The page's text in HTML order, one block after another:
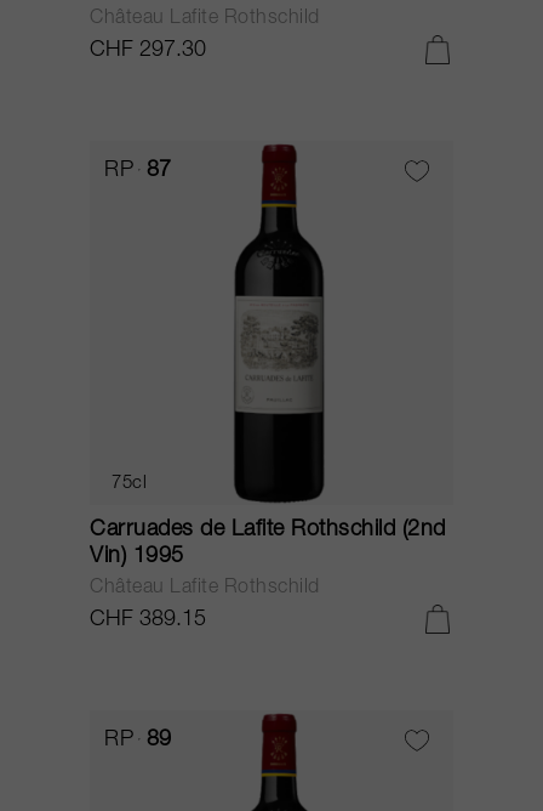
Château Lafite Rothschild
CHF 297.30
RP 87
75cl
Carruades de Lafite Rothschild (2nd
Vin) 1995
Château Lafite Rothschild
CHF 389.15
RP 89